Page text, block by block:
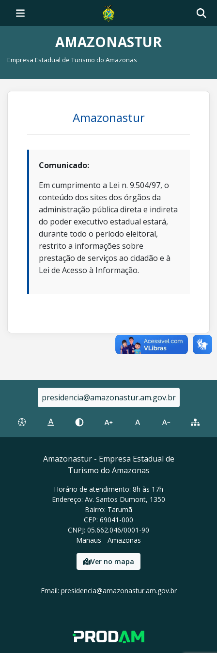
AMAZONASTUR
Empresa Estadual de Turismo do Amazonas
Amazonastur
Comunicado:
Em cumprimento a Lei n. 9.504/97, o
conteúdo dos sites dos órgãos da
administração pública direta e indireta
do poder executivo estadual estará,
durante todo o período eleitoral,
restrito a informações sobre
prestação de serviços ao cidadão e à
Lei de Acesso à Informação.
presidencia@amazonastur.am.gov.br
Amazonastur - Empresa Estadual de
Turismo do Amazonas
Horário de atendimento: 8h às 17h
Endereço: Av. Santos Dumont, 1350
Bairro: Tarumã
CEP: 69041-000
CNPJ: 05.662.046/0001-90
Manaus - Amazonas
Ver no mapa
Email: presidencia@amazonastur.am.gov.br